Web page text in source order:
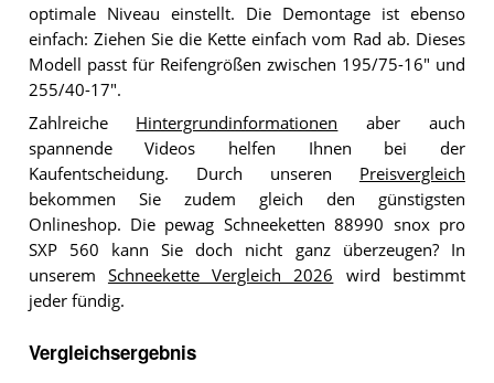
optimale Niveau einstellt. Die Demontage ist ebenso
einfach: Ziehen Sie die Kette einfach vom Rad ab. Dieses
Modell passt für Reifengrößen zwischen 195/75-16" und
255/40-17".
Zahlreiche Hintergrundinformationen aber auch
spannende Videos helfen Ihnen bei der
Kaufentscheidung. Durch unseren Preisvergleich
bekommen Sie zudem gleich den günstigsten
Onlineshop. Die pewag Schneeketten 88990 snox pro
SXP 560 kann Sie doch nicht ganz überzeugen? In
unserem Schneekette Vergleich 2026 wird bestimmt
jeder fündig.
Vergleichsergebnis